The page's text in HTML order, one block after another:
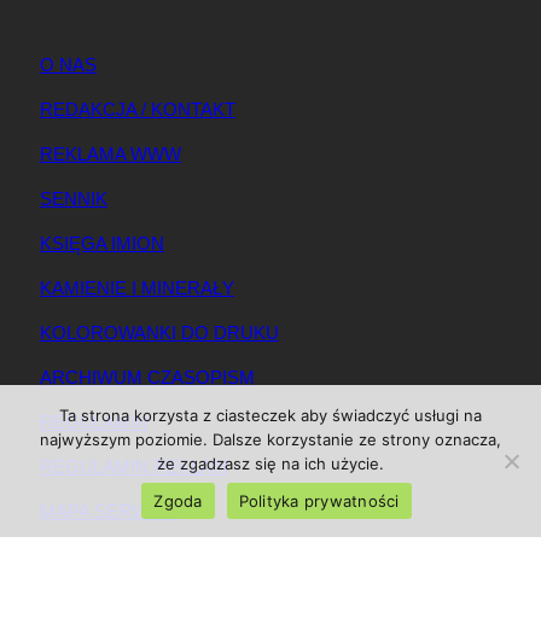
O NAS
REDAKCJA / KONTAKT
REKLAMA WWW
SENNIK
KSIĘGA IMION
KAMIENIE I MINERAŁY
KOLOROWANKI DO DRUKU
ARCHIWUM CZASOPISM
REGULAMIN
REGULAMIN REKLAM
MAPA SERWISU
Ta strona korzysta z ciasteczek aby świadczyć usługi na
najwyższym poziomie. Dalsze korzystanie ze strony oznacza,
że zgadzasz się na ich użycie.
Zgoda
Polityka prywatności